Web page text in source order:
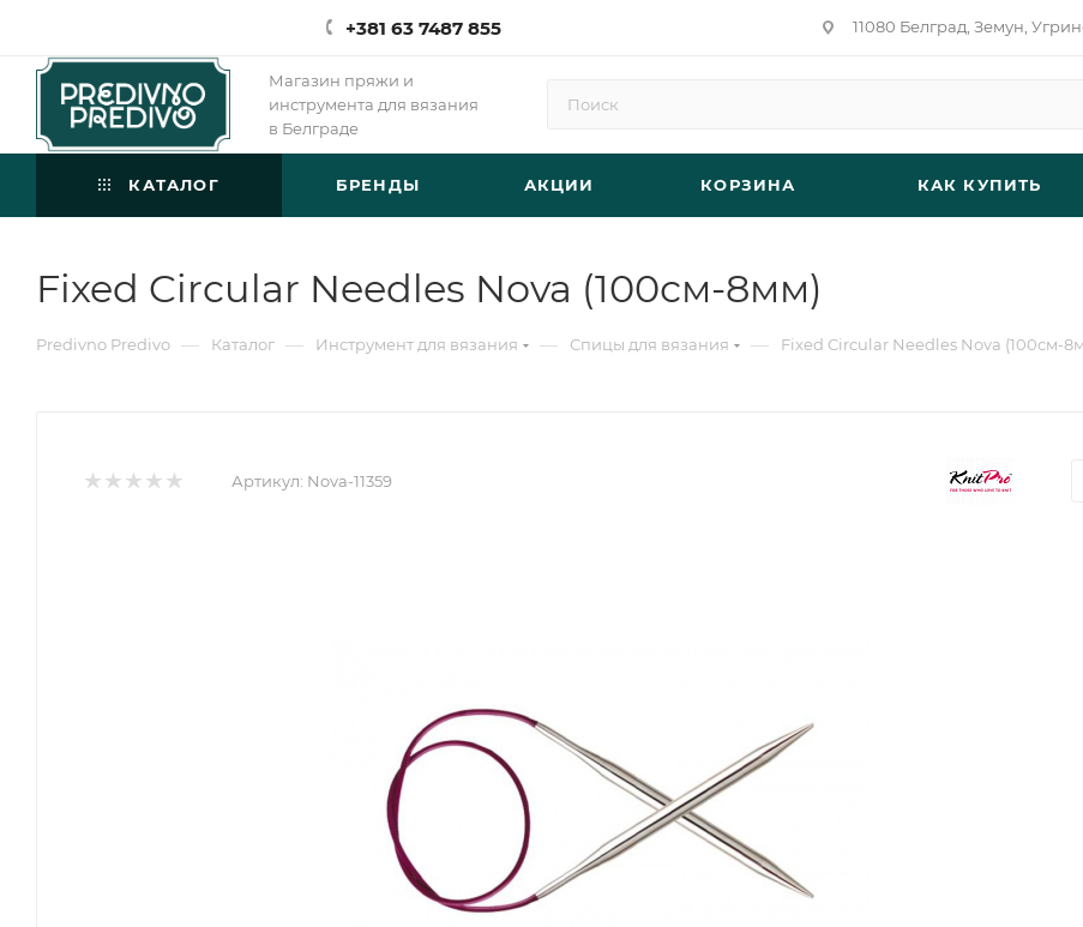
+381 63 7487 855 11080 Белград, Земун,
Магазин пряжи и
инструмента для вязания
в Белграде
КАТАЛОГ БРЕНДЫ АКЦИИ КОРЗИНА КАК КУПИТЬ
Fixed Circular Needles Nova (100см-8мм)
Predivno Predivo — Каталог — Инструмент для вязания — Спицы для вязания — Fixed Circular Needles Nova (100см-
Артикул: Nova-11359